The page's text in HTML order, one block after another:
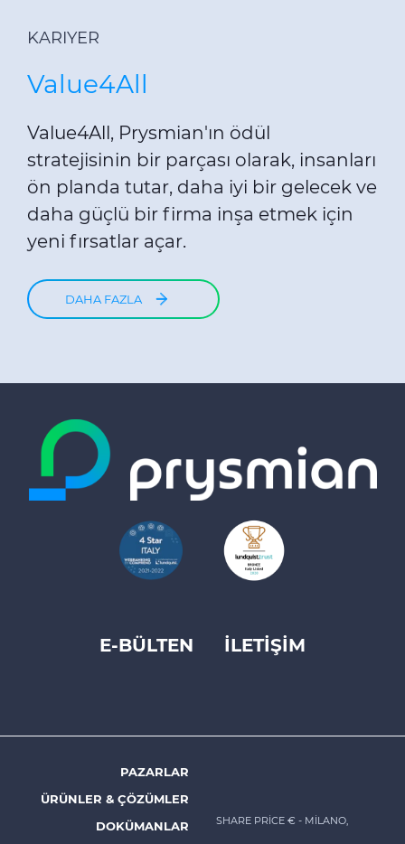
KARIYER
Value4All
Value4All, Prysmian'ın ödül
stratejisinin bir parçası olarak, insanları
ön planda tutar, daha iyi bir gelecek ve
daha güçlü bir firma inşa etmek için
yeni fırsatlar açar.
DAHA FAZLA
Footer
Prysmian
E-BÜLTEN İLETİŞİM
Footer
menu
PAZARLAR
ÜRÜNLER & ÇÖZÜMLER
DOKÜMANLAR
SHARE PRICE € - MILANO,